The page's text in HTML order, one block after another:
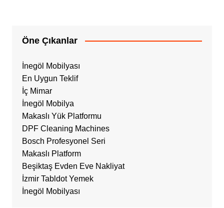
Öne Çıkanlar
İnegöl Mobilyası
En Uygun Teklif
İç Mimar
İnegöl Mobilya
Makaslı Yük Platformu
DPF Cleaning Machines
Bosch Profesyonel Seri
Makaslı Platform
Beşiktaş Evden Eve Nakliyat
İzmir Tabldot Yemek
İnegöl Mobilyası